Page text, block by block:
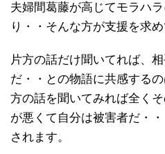
夫婦間葛藤が高じてモラハ
り・・そんな方が支援を求め
片方の話だけ聞いてれば、
だ・・との物語に共感する
方の話を聞いてみれば全く
が悪くて自分は被害者だ・
されます。